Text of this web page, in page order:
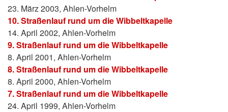
23. März 2003, Ahlen-Vorhelm
10. Straßenlauf rund um die Wibbeltkapelle
14. April 2002, Ahlen-Vorhelm
9. Straßenlauf rund um die Wibbeltkapelle
8. April 2001, Ahlen-Vorhelm
8. Straßenlauf rund um die Wibbeltkapelle
8. April 2000, Ahlen-Vorhelm
7. Straßenlauf rund um die Wibbeltkapelle
24. April 1999, Ahlen-Vorhelm